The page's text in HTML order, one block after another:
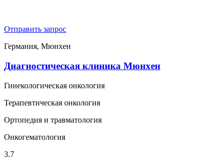
Отправить запрос
Германия, Мюнхен
Диагностическая клиника Мюнхен
Гинекологическая онкология
Терапевтическая онкология
Ортопедия и травматология
Онкогематология
3.7